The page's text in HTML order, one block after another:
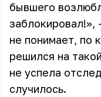
бывшего
заблокировал!»,
не понимает, по
решился на
не успела
случилось.